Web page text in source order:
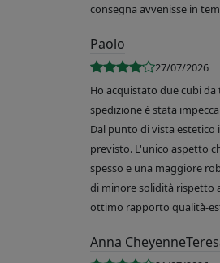
consegna avvenisse in
Paolo
27/07/2026
Ho acquistato due cubi da
spedizione è stata
Dal punto di vista estetico
previsto. L'unico aspetto
spesso e una maggiore
di minore solidità rispetto
ottimo rapporto qualità-
Anna